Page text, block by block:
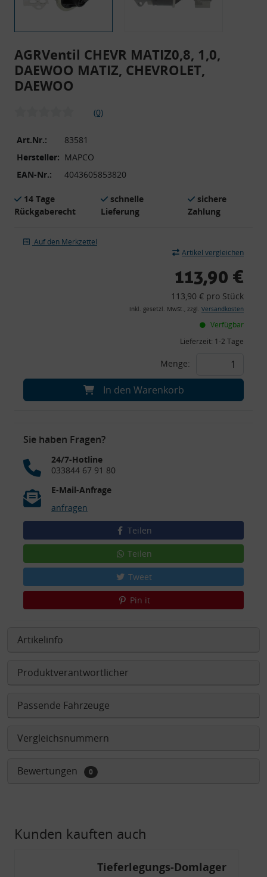
AGRVentil CHEVR MATIZ0,8, 1,0,
DAEWOO MATIZ, CHEVROLET,
DAEWOO
(0)
Art.Nr.:
83581
Hersteller: MAPCO
EAN-Nr.:
4043605853820
14 Tage
Rückgaberecht
schnelle
Lieferung
sichere
Zahlung
Auf den Merkzettel
Artikel vergleichen
113,90 €
113,90 € pro Stück
inkl. gesetzl. MwSt., zzgl. Versandkosten
Verfügbar
Lieferzeit: 1-2 Tage
Menge:
In den Warenkorb
Sie haben Fragen?
24/7-Hotline
033844 67 91 80
E-Mail-Anfrage
anfragen
Teilen
Teilen
Tweet
Pin it
Artikelinfo
Produktverantwortlicher
Passende Fahrzeuge
Vergleichsnummern
Bewertungen 0
Kunden kauften auch
Tieferlegungs-Domlager